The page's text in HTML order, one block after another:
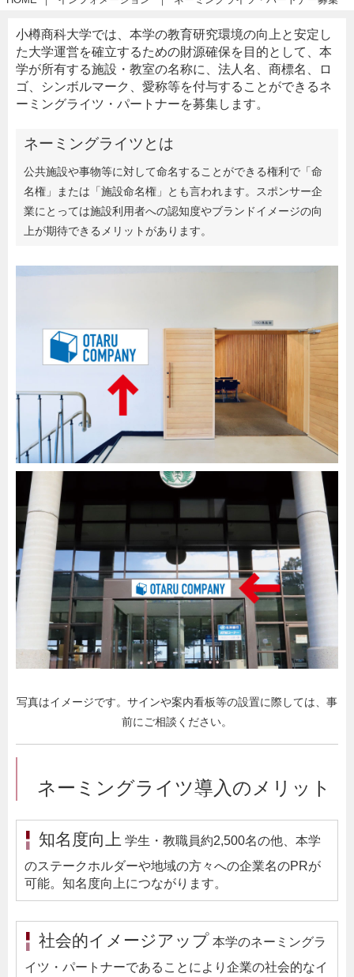
小樽商科大学では、本学の教育研究環境の向上と安定し
た大学運営を確立するための財源確保を目的として、本
学が所有する施設・教室の名称に、法人名、商標名、ロ
ゴ、シンボルマーク、愛称等を付与することができるネ
ーミングライツ・パートナーを募集します。
ネーミングライツとは
公共施設や事物等に対して命名することができる権利で「命
名権」または「施設命名権」とも言われます。スポンサー企
業にとっては施設利用者への認知度やブランドイメージの向
上が期待できるメリットがあります。
写真はイメージです。サインや案内看板等の設置に際しては、事
前にご相談ください。
ネーミングライツ導入のメリット
知名度向上 学生・教職員約2,500名の他、本学
のステークホルダーや地域の方々への企業名のPRが
可能。知名度向上につながります。
社会的イメージアップ 本学のネーミングラ
イツ・パートナーであることにより企業の社会的なイ